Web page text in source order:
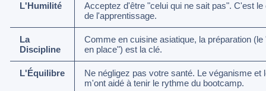
L'Humilité
Acceptez d'être "celui qui ne sait pas". C'est le
de l'apprentissage.
La
Discipline
Comme en cuisine asiatique, la préparation (le
en place") est la clé.
L'Équilibre
Ne négligez pas votre santé. Le véganisme et
m'ont aidé à tenir le rythme du bootcamp.